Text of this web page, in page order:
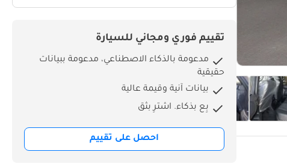
تقييم فوري ومجاني للسيارة
مدعومة بالذكاء الاصطناعي، مدعومة ببيانات
حقيقية
بيانات آنية وقيمة عالية
بِع بذكاء. اشترِ بثق
احصل على تقييم